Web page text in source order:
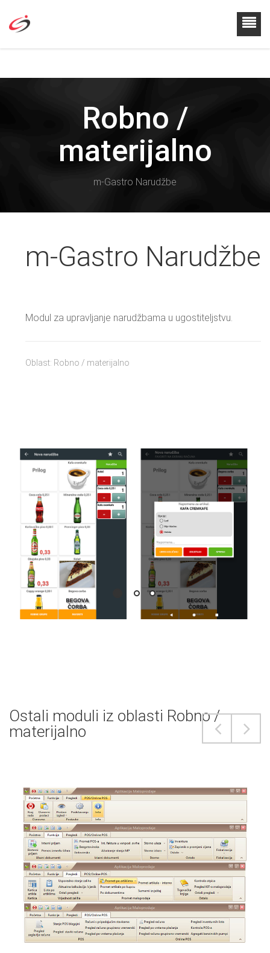
Robno /
materijalno
m-Gastro Narudžbe
m-Gastro Narudžbe
Modul za upravljanje narudžbama u ugostiteljstvu.
Oblast: Robno / materijalno
Ostali moduli iz oblasti Robno /
materijalno